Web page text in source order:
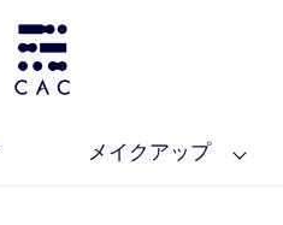
メイクアップ